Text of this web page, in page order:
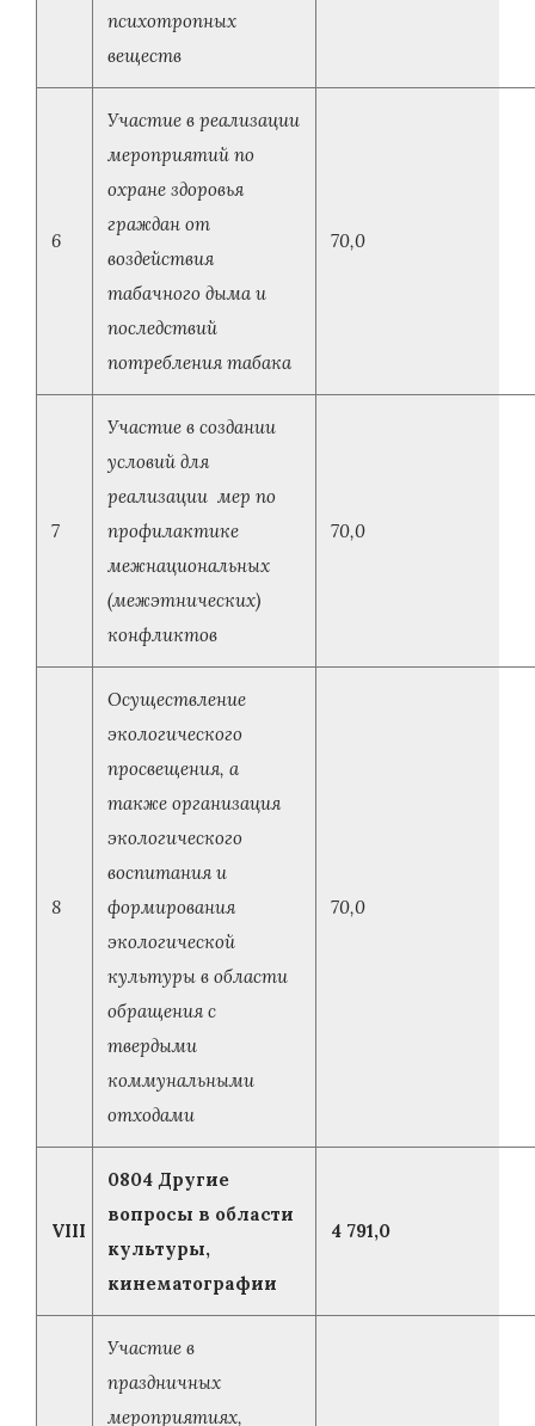
психотропных
веществ
6
Участие в реализации
мероприятий по
охране здоровья
граждан от
воздействия
табачного дыма и
последствий
потребления табака
70,0
7
Участие в создании
условий для
реализации мер по
профилактике
межнациональных
(межэтнических)
конфликтов
70,0
8
Осуществление
экологического
просвещения, а
также организация
экологического
воспитания и
формирования
экологической
культуры в области
обращения с
твердыми
коммунальными
отходами
70,0
VIII
0804 Другие
вопросы в области
культуры,
кинематографии
4 791,0
Участие в
праздничных
мероприятиях,